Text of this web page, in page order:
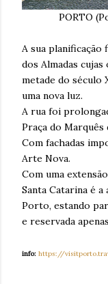
PORTO
A sua
dos Almadas
metade do século
uma nova luz.
A rua foi
Praça do Marquês
Com fachadas
Arte Nova.
Com uma
Santa Catarina é
Porto, estando
e reservada
info: https://